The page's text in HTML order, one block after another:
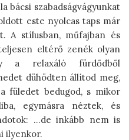
bácsi szabadságvágyunkat
este nyolcas taps már
A stílusban, műfajban és
eltérő zenék olyan
a relaxáló fürdődből
dühödten állítod meg,
füledet bedugod, s mikor
egymásra néztek, és
…de inkább nem is
ilyenkor.